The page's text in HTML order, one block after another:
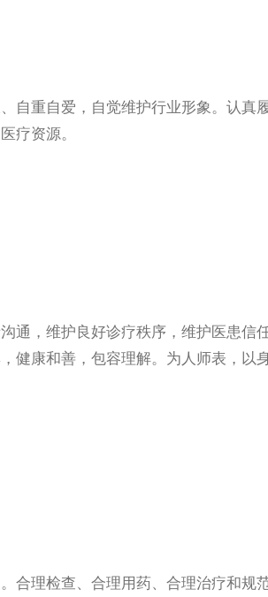
重自爱，自觉维护行业形象。认真
疗资源。
，维护良好诊疗秩序，维护医患信任
健康和善，包容理解。为人师表，以
理检查、合理用药、合理治疗和规